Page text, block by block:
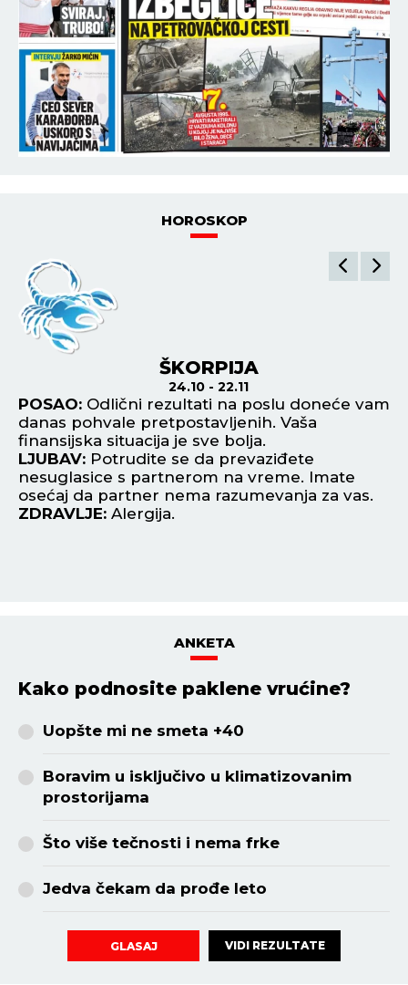
HOROSKOP
ŠKORPIJA
24.10 - 22.11
POSAO: Odlični rezultati na poslu doneće vam
danas pohvale pretpostavljenih. Vaša
finansijska situacija je sve bolja.
LJUBAV: Potrudite se da prevaziđete
nesuglasice s partnerom na vreme. Imate
osećaj da partner nema razumevanja za vas.
ZDRAVLJE: Alergija.
ANKETA
Kako podnosite paklene vrućine?
Uopšte mi ne smeta +40
Boravim u isključivo u klimatizovanim
prostorijama
Što više tečnosti i nema frke
Jedva čekam da prođe leto
GLASAJ VIDI REZULTATE